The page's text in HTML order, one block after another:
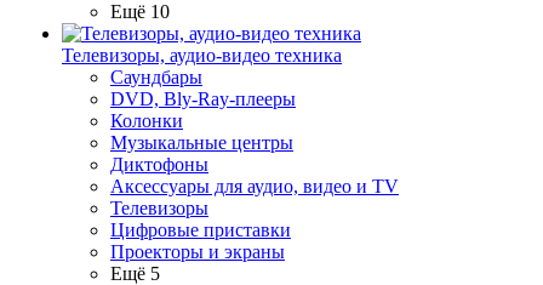
Ещё 10
Телевизоры, аудио-видео техника
Саундбары
DVD, Bly-Ray-плееры
Колонки
Музыкальные центры
Диктофоны
Аксессуары для аудио, видео и TV
Телевизоры
Цифровые приставки
Проекторы и экраны
Ещё 5